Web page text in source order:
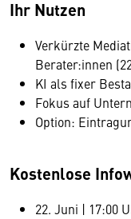
Ihr Nutzen
Verkürzte
Berater:innen
KI als fixer
Fokus auf
Option:
Kostenlose
22. Juni | 17:00